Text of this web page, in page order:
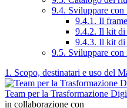
9.4. Sviluppare con
9.4.1. Il
9.4.2. Il kit di
9.4.3. Il kit
9.5. Sviluppare
1. Scopo, destinatari e uso del
Team per la Trasformazione
in collaborazione con